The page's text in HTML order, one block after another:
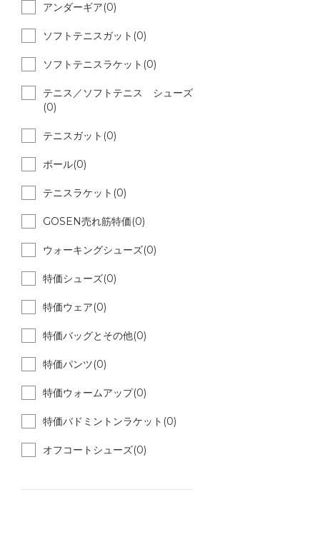
アンダーギア(0)
ソフトテニスガット(0)
ソフトテニスラケット(0)
テニス／ソフトテニス シューズ
(0)
テニスガット(0)
ボール(0)
テニスラケット(0)
GOSEN売れ筋特価(0)
ウォーキングシューズ(0)
特価シューズ(0)
特価ウェア(0)
特価バッグとその他(0)
特価パンツ(0)
特価ウォームアップ(0)
特価バドミントンラケット(0)
オフコートシューズ(0)